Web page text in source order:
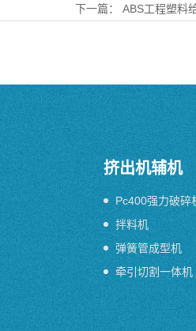
下一篇： ABS工程塑料
挤出机辅机
Pc400强力破碎
拌料机
弹簧管成型机
牵引切割一体机